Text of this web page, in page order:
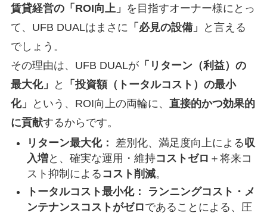
賃貸経営の「ROI向上」 を目指すオーナー様にとっ
て、UFB DUALはまさに 「必見の設備」
と言える
でしょう。
その理由は、UFB DUALが「リターン（利益）の
最大化」
と
「投資額（トータルコスト）の最小
化」
という、ROI向上の両輪に、 直接的かつ効果的
に貢献するからです。
リターン最大化：
差別化、満足度向上による収
入増と、確実な運用・維持コストゼロ ＋将来コ
スト抑制による コスト削減。
トータルコスト最小化：
ランニングコスト・メ
ンテナンスコストがゼロであることによる、圧